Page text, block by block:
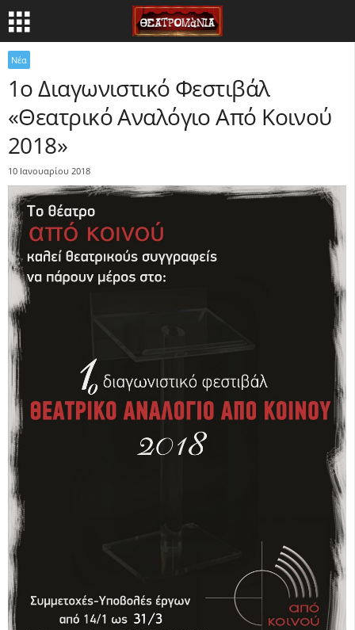
Νέα
1ο Διαγωνιστικό Φεστιβάλ
«Θεατρικό Αναλόγιο Από Κοινού
2018»
10 Ιανουαρίου 2018